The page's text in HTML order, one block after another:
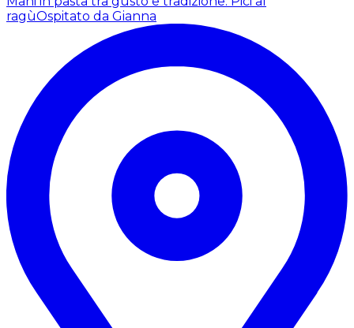
ragùOspitato da Gianna